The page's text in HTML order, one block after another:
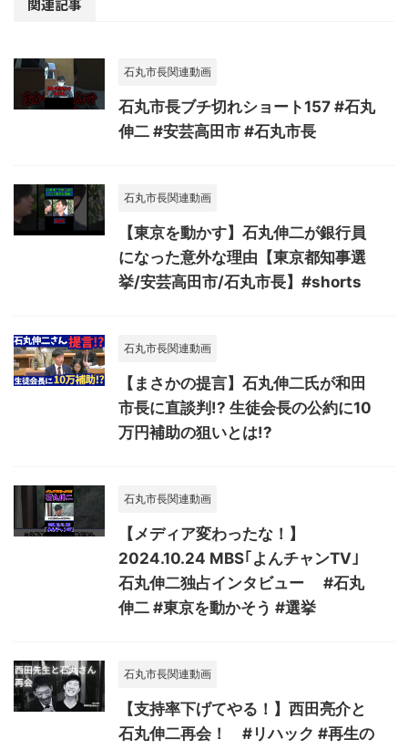
関連記事
石丸市長関連動画
石丸市長ブチ切れショート157 #石丸
伸二 #安芸高田市 #石丸市長
石丸市長関連動画
【東京を動かす】石丸伸二が銀行員
になった意外な理由【東京都知事選
挙/安芸高田市/石丸市長】#shorts
石丸市長関連動画
【まさかの提言】石丸伸二氏が和田
市長に直談判!? 生徒会長の公約に10
万円補助の狙いとは!?
石丸市長関連動画
【メディア変わったな！】
2024.10.24 MBS｢よんチャンTV｣
石丸伸二独占インタビュー #石丸
伸二 #東京を動かそう #選挙
石丸市長関連動画
【支持率下げてやる！】西田亮介と
石丸伸二再会！ #リハック #再生の